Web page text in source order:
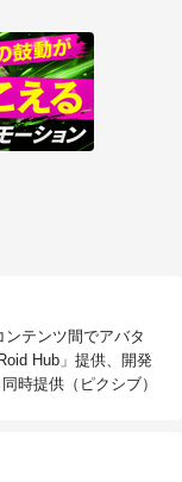
テンツ間でアバタ
Hub」提供、開発
時提供（ピクシブ）